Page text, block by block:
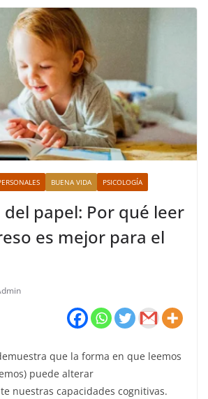
BUENA VIDA PSICOLOGÍA
del papel: Por qué leer
es mejor para el
que la forma en que leemos
puede alterar
nuestras capacidades cognitivas.